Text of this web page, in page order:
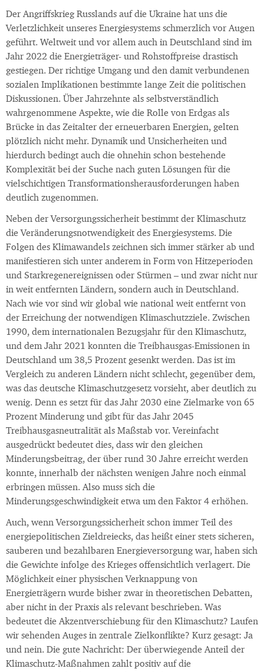
Der Angriffskrieg Russlands auf die Ukraine hat uns die
Verletzlichkeit unseres Energiesystems schmerzlich vor Augen
geführt. Weltweit und vor allem auch in Deutschland sind im
Jahr 2022 die Energieträger- und Rohstoffpreise drastisch
gestiegen. Der richtige Umgang und den damit verbundenen
sozialen Implikationen bestimmte lange Zeit die politischen
Diskussionen. Über Jahrzehnte als selbstverständlich
wahrgenommene Aspekte, wie die Rolle von Erdgas als
Brücke in das Zeitalter der erneuerbaren Energien, gelten
plötzlich nicht mehr. Dynamik und Unsicherheiten und
hierdurch bedingt auch die ohnehin schon bestehende
Komplexität bei der Suche nach guten Lösungen für die
vielschichtigen Transformationsherausforderungen haben
deutlich zugenommen.
Neben der Versorgungssicherheit bestimmt der Klimaschutz
die Veränderungsnotwendigkeit des Energiesystems. Die
Folgen des Klimawandels zeichnen sich immer stärker ab und
manifestieren sich unter anderem in Form von Hitzeperioden
und Starkregenereignissen oder Stürmen – und zwar nicht nur
in weit entfernten Ländern, sondern auch in Deutschland.
Nach wie vor sind wir global wie national weit entfernt von
der Erreichung der notwendigen Klimaschutzziele. Zwischen
1990, dem internationalen Bezugsjahr für den Klimaschutz,
und dem Jahr 2021 konnten die Treibhausgas-Emissionen in
Deutschland um 38,5 Prozent gesenkt werden. Das ist im
Vergleich zu anderen Ländern nicht schlecht, gegenüber dem,
was das deutsche Klimaschutzgesetz vorsieht, aber deutlich zu
wenig. Denn es setzt für das Jahr 2030 eine Zielmarke von 65
Prozent Minderung und gibt für das Jahr 2045
Treibhausgasneutralität als Maßstab vor. Vereinfacht
ausgedrückt bedeutet dies, dass wir den gleichen
Minderungsbeitrag, der über rund 30 Jahre erreicht werden
konnte, innerhalb der nächsten wenigen Jahre noch einmal
erbringen müssen. Also muss sich die
Minderungsgeschwindigkeit etwa um den Faktor 4 erhöhen.
Auch, wenn Versorgungssicherheit schon immer Teil des
energiepolitischen Zieldreiecks, das heißt einer stets sicheren,
sauberen und bezahlbaren Energieversorgung war, haben sich
die Gewichte infolge des Krieges offensichtlich verlagert. Die
Möglichkeit einer physischen Verknappung von
Energieträgern wurde bisher zwar in theoretischen Debatten,
aber nicht in der Praxis als relevant beschrieben. Was
bedeutet die Akzentverschiebung für den Klimaschutz? Laufen
wir sehenden Auges in zentrale Zielkonflikte? Kurz gesagt: Ja
und nein. Die gute Nachricht: Der überwiegende Anteil der
Klimaschutz-Maßnahmen zahlt positiv auf die